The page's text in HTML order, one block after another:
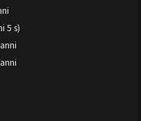
5 s)